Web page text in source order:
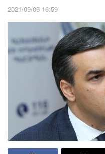
2021/09/09 16:59